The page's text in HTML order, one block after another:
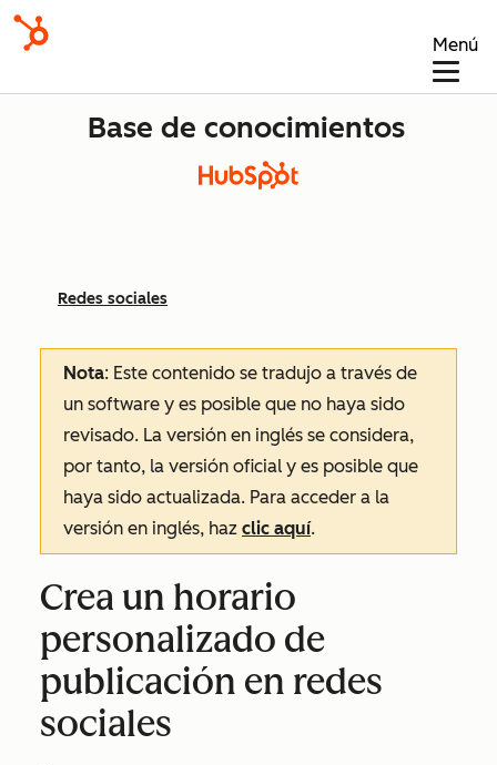
Menú
Base de conocimientos
Redes sociales
Nota: Este contenido se tradujo a través de
un software y es posible que no haya sido
revisado. La versión en inglés se considera,
por tanto, la versión oficial y es posible que
haya sido actualizada. Para acceder a la
versión en inglés, haz clic aquí.
Crea un horario
personalizado de
publicación en redes
sociales